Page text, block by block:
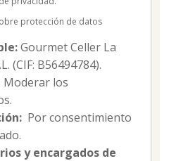
protección de datos
Gourmet Celler La
(CIF: B56494784).
Moderar los
Por consentimiento
y encargados de